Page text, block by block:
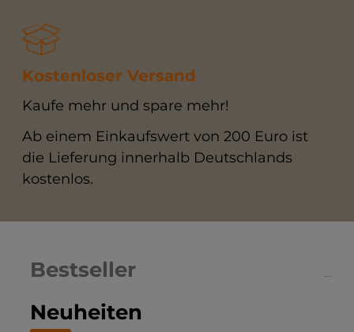
Kostenloser Versand
Kaufe mehr und spare mehr!
Ab einem Einkaufswert von 200 Euro ist
die Lieferung innerhalb Deutschlands
kostenlos.
Neuheiten
Bestseller